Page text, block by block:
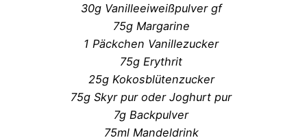
30g Vanilleeiweißpulver gf
75g Margarine
1 Päckchen Vanillezucker
75g Erythrit
25g Kokosblütenzucker
75g Skyr pur oder Joghurt pur
7g Backpulver
75ml Mandeldrink